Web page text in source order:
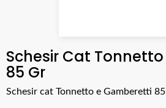
Schesir Cat
85 Gr
Schesir cat Tonnetto e Gamberetti